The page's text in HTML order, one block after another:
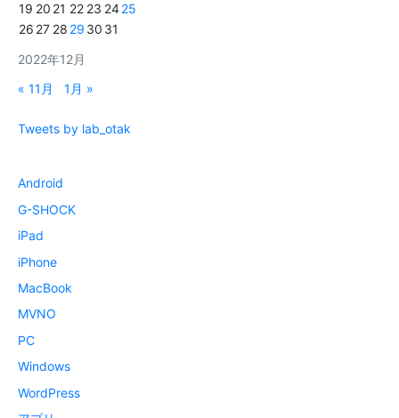
2022年12月
19 20 21 22 23 2425
26 27 28 29 30 31
« 11月 1月 »
Tweets by lab_otak
Android
G-SHOCK
iPad
iPhone
MacBook
MVNO
PC
Windows
WordPress